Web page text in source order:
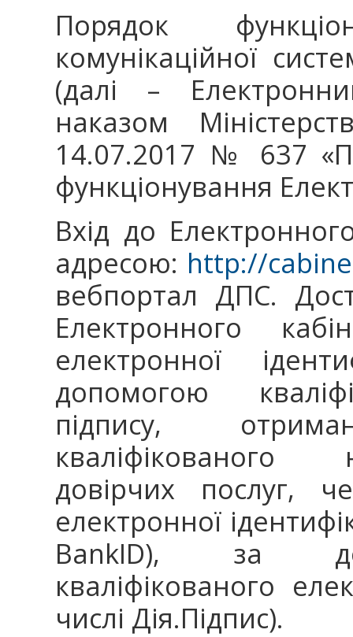
Порядок
комунікаційної
(далі –
наказом
14.07.2017 № 637
функціонування
Вхід до
адресою: http://
вебпортал ДПС.
Електронного
електронної
допомогою
підпису,
довірчих послуг,
електронної
BankID), за
кваліфікованого
числі Дія.Підпис).